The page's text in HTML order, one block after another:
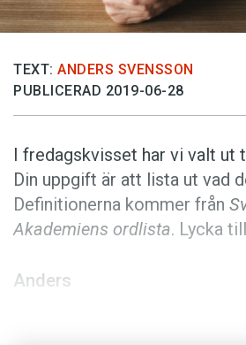
Föreslå nyord
Prenumerera
TEXT: ANDERS SVENSSON
PUBLICERAD 2019-06-28
I fredagskvisset har vi valt ut
Din uppgift är att lista ut vad
Definitionerna kommer från
Akademiens ordlista. Lycka
Anders